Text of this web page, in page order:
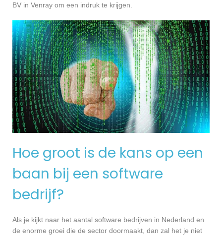
BV in Venray om een indruk te krijgen.
Hoe groot is de kans op een
baan bij een software
bedrijf?
Als je kijkt naar het aantal software bedrijven in Nederland en
de enorme groei die de sector doormaakt, dan zal het je niet